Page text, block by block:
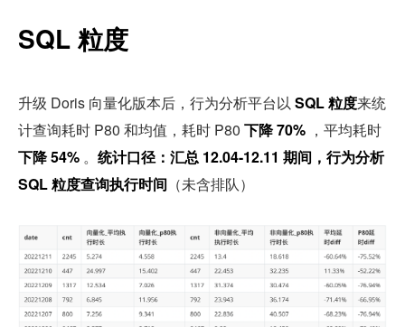
SQL 粒度
升级 Doris 向量化版本后，行为分析平台以 SQL 粒度来统
计查询耗时 P80 和均值，耗时 P80 下降 70% ，平均耗时
下降 54% 。 统计口径：汇总 12.04-12.11 期间，行为分析
SQL 粒度查询执行时间 （未含排队）